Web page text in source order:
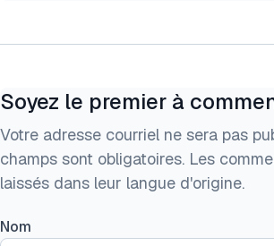
Soyez le premier à
Votre adresse courriel ne sera pas
champs sont obligatoires. Les
laissés dans leur langue d'origine.
Nom